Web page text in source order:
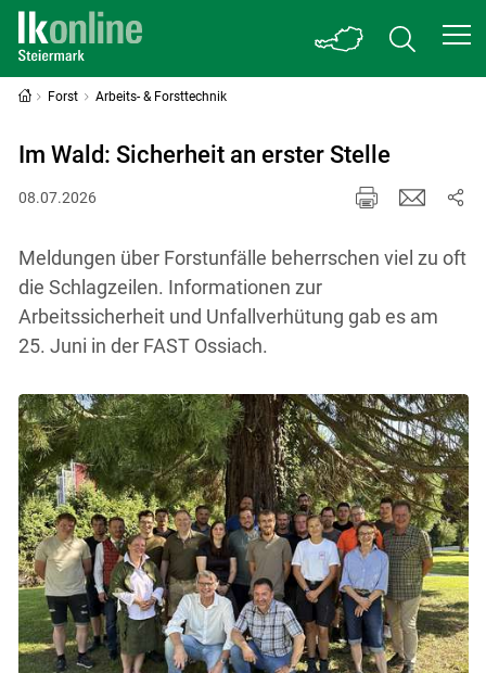
Forst Arbeits- & Forsttechnik
Im Wald: Sicherheit an erster Stelle
08.07.2026
Meldungen über Forstunfälle beherrschen viel zu oft
die Schlagzeilen. Informationen zur
Arbeitssicherheit und Unfallverhütung gab es am
25. Juni in der FAST Ossiach.